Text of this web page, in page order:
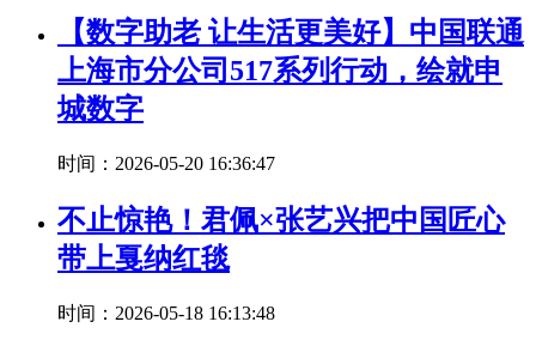
【数字助老 让生活更美好】中国联通
上海市分公司517系列行动，绘就申
城数字
时间：2026-05-20 16:36:47
不止惊艳！君佩×张艺兴把中国匠心
带上戛纳红毯
时间：2026-05-18 16:13:48